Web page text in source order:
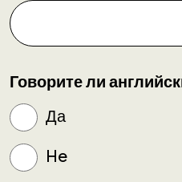
Говорите ли
Да
He